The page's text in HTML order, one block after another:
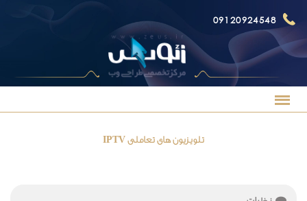
09120924548
تلویزیون های تعاملی IPTV